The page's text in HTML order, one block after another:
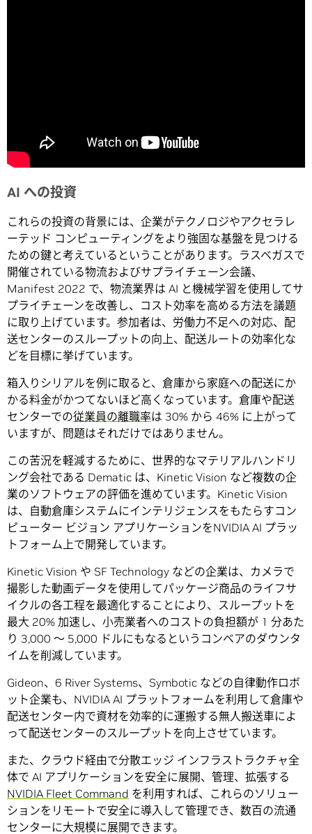
AI への投資
これらの投資の背景には、企業がテクノロジやアクセラレ
ーテッド コンピューティングをより強固な基盤を見つける
ための鍵と考えているということがあります。ラスベガスで
開催されている物流およびサプライチェーン会議、
Manifest 2022 で、物流業界は AI と機械学習を使用してサ
プライチェーンを改善し、コスト効率を高める方法を議題
に取り上げています。参加者は、労働力不足への対応、配
送センターのスループットの向上、配送ルートの効率化な
どを目標に挙げています。
箱入りシリアルを例に取ると、倉庫から家庭への配送にか
かる料金がかつてないほど高くなっています。倉庫や配送
センターでの従業員の離職率は 30% から 46% に上がって
いますが、問題はそれだけではありません。
この苦況を軽減するために、世界的なマテリアルハンドリ
ング会社である Dematic は、Kinetic Vision など複数の企
業のソフトウェアの評価を進めています。Kinetic Vision
は、自動倉庫システムにインテリジェンスをもたらすコン
ピューター ビジョン アプリケーションをNVIDIA AI プラッ
トフォーム上で開発しています。
Kinetic Vision や SF Technology などの企業は、カメラで
撮影した動画データを使用してパッケージ商品のライフサ
イクルの各工程を最適化することにより、スループットを
最大 20% 加速し、小売業者へのコストの負担額が 1 分あた
り 3,000 ～ 5,000 ドルにもなるというコンベアのダウンタ
イムを削減しています。
Gideon、6 River Systems、Symbotic などの自律動作ロボ
ット企業も、NVIDIA AI プラットフォームを利用して倉庫や
配送センター内で資材を効率的に運搬する無人搬送車によ
って配送センターのスループットを向上させています。
また、クラウド経由で分散エッジ インフラストラクチャ全
体で AI アプリケーションを安全に展開、管理、拡張する
NVIDIA Fleet Command を利用すれば、これらのソリュー
ションをリモートで安全に導入して管理でき、数百の流通
センターに大規模に展開できます。